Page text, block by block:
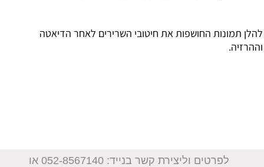
להלן תמונות החושפות את חיטובי השרירים לאחר הדיאטה
וההרזיה.
לפרטים וליצירת קשר בנייד: 052-8567140
או